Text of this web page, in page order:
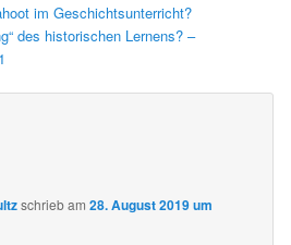
im Geschichtsunterricht?
des historischen Lernens? –
schriebam28. August 2019 um